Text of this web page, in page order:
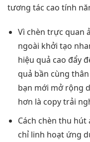
tương tác cao tính
Vì chèn trực quan
ngoài khởi tạo
hiệu quả cao đẩy
quả bần cùng
bạn mới mở rộng
hơn là copytrải
Cách chèn thu hút
chỉ linh hoạtứng